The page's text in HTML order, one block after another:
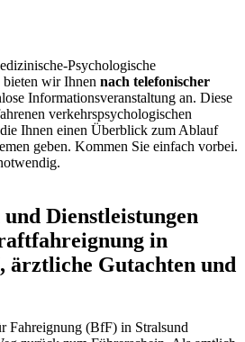
Psychologische
wir Ihnen nach telefonischer
Informationsveranstaltung an. Diese
verkehrspsychologischen
Ihnen einen Überblick zum Ablauf
geben. Kommen Sie einfach vorbei.
Dienstleistungen
in
ärztliche Gutachten und
Fahreignung (BfF) in Stralsund